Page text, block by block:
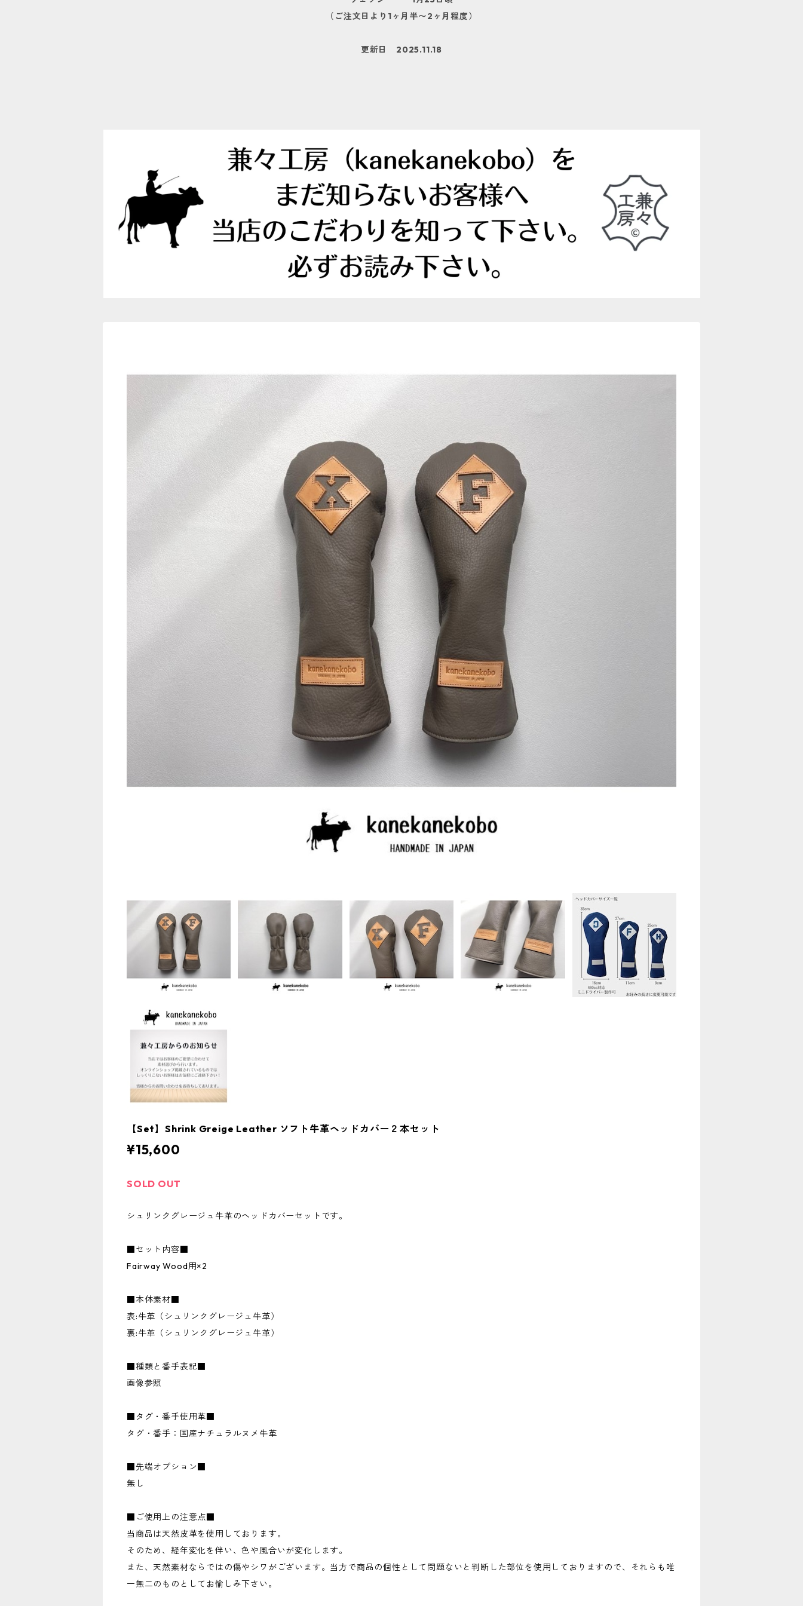
（ご注文日より1ヶ月半〜2ヶ月程度）
更新日 2025.11.18
【Set】Shrink Greige Leather ソフト牛革ヘッドカバー２本セット
¥15,600
SOLD OUT
シュリンクグレージュ牛革のヘッドカバーセットです。
■セット内容■
Fairway Wood用×2
■本体素材■
表:牛革（シュリンクグレージュ牛革）
裏:牛革（シュリンクグレージュ牛革）
■種類と番手表記■
画像参照
■タグ・番手使用革■
タグ・番手：国産ナチュラルヌメ牛革
■先端オプション■
無し
■ご使用上の注意点■
当商品は天然皮革を使用しております。
そのため、経年変化を伴い、色や風合いが変化します。
また、天然素材ならではの傷やシワがございます。当方で商品の個性として問題ないと判断した部位を使用しておりますので、それらも唯
一無二のものとしてお愉しみ下さい。